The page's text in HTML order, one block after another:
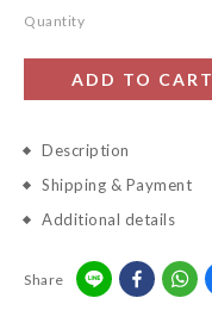
Quantity
ADD TO CART
Description
Shipping & Payment
Additional details
Share